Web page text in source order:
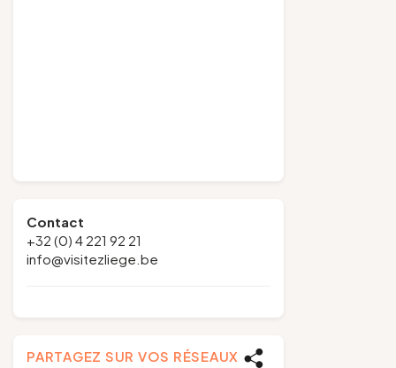
Contact
+32 (0) 4 221 92 21
info@visitezliege.be
PARTAGEZ SUR VOS RÉSEAUX